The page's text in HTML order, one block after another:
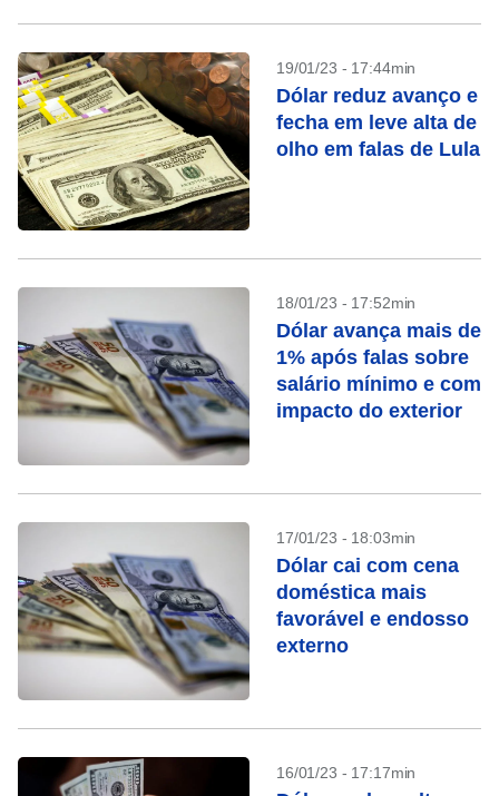
19/01/23 - 17:44min
Dólar reduz avanço e
fecha em leve alta de
olho em falas de Lula
18/01/23 - 17:52min
Dólar avança mais de
1% após falas sobre
salário mínimo e com
impacto do exterior
17/01/23 - 18:03min
Dólar cai com cena
doméstica mais
favorável e endosso
externo
16/01/23 - 17:17min